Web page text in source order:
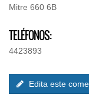
Mitre 660 6B
TELÉFONOS:
4423893
Edita este